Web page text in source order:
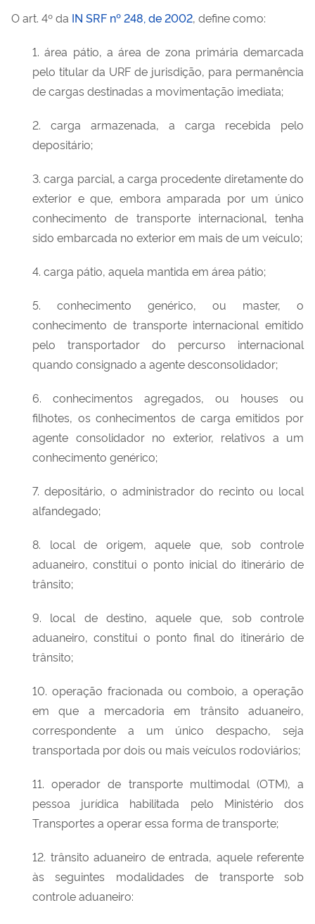
O art. 4º da IN SRF nº 248, de 2002, define como:
1. área pátio, a área de zona primária demarcada
pelo titular da URF de jurisdição, para permanência
de cargas destinadas a movimentação imediata;
2. carga armazenada, a carga recebida pelo
depositário;
3. carga parcial, a carga procedente diretamente do
exterior e que, embora amparada por um único
conhecimento de transporte internacional, tenha
sido embarcada no exterior em mais de um veículo;
4. carga pátio, aquela mantida em área pátio;
5. conhecimento genérico, ou master, o
conhecimento de transporte internacional emitido
pelo transportador do percurso internacional
quando consignado a agente desconsolidador;
6. conhecimentos agregados, ou houses ou
filhotes, os conhecimentos de carga emitidos por
agente consolidador no exterior, relativos a um
conhecimento genérico;
7. depositário, o administrador do recinto ou local
alfandegado;
8. local de origem, aquele que, sob controle
aduaneiro, constitui o ponto inicial do itinerário de
trânsito;
9. local de destino, aquele que, sob controle
aduaneiro, constitui o ponto final do itinerário de
trânsito;
10. operação fracionada ou comboio, a operação
em que a mercadoria em trânsito aduaneiro,
correspondente a um único despacho, seja
transportada por dois ou mais veículos rodoviários;
11. operador de transporte multimodal (OTM), a
pessoa jurídica habilitada pelo Ministério dos
Transportes a operar essa forma de transporte;
12. trânsito aduaneiro de entrada, aquele referente
às seguintes modalidades de transporte sob
controle aduaneiro: